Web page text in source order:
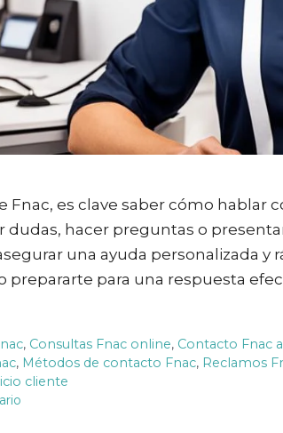
Fnac, es clave saber cómo hablar
dudas, hacer preguntas o
una ayuda personalizada
prepararte para una respuesta
, Consultas Fnac online, Contacto Fnac
, Métodos de contacto Fnac, Reclamos
cliente